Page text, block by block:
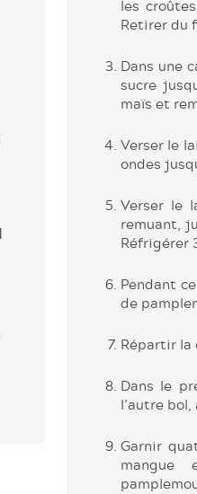
les
Retirer du
Dans une
sucre
maïs et
Verser le
ondes
Verser le
remuant,
Réfrigérer
Pendant
de
Répartir la
Dans le
l’autre
Garnir